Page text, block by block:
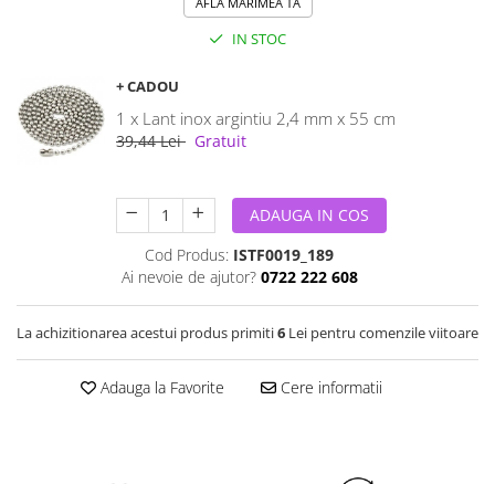
IN STOC
+ CADOU
1 x Lant inox argintiu 2,4 mm x 55 cm
39,44 Lei Gratuit
ADAUGA IN COS
Cod Produs: ISTF0019_189
Ai nevoie de ajutor? 0722 222 608
La achizitionarea acestui produs primiti6 Lei pentru comenzile viitoare
Adauga la Favorite Cere informatii